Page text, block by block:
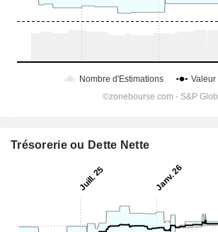
Trésorerie ou Dette Nette